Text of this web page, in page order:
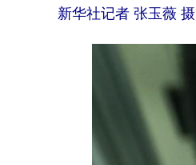
新华社记者 张玉薇 摄